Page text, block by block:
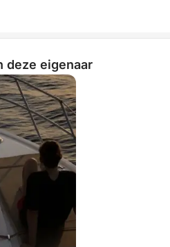
deze eigenaar